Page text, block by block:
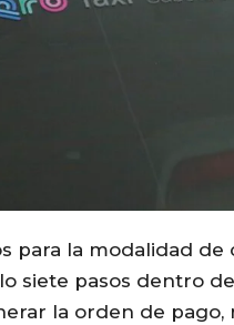
para la modalidad
siete pasos dentro
la orden de pago,